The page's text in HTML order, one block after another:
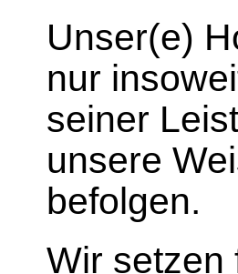
Unser(e)
nur
seiner
unsere
befolgen.
Wir setzen